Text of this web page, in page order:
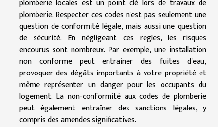
plomberie locales est un point clé lors de travaux de
plomberie. Respecter ces codes n'est pas seulement une
question de conformité légale, mais aussi une question
de sécurité. En négligeant ces règles, les risques
encourus sont nombreux. Par exemple, une installation
non conforme peut entrainer des fuites d'eau,
provoquer des dégâts importants à votre propriété et
même représenter un danger pour les occupants du
logement. La non-conformité aux codes de plomberie
peut également entraîner des sanctions légales, y
compris des amendes significatives.